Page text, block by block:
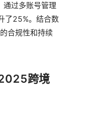
过多账号管理
了25%。结合数
合规性和持续
跨境